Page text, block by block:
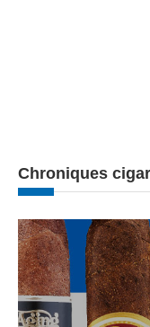
Chroniques